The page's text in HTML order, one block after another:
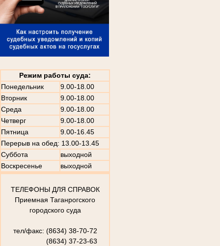
Режим работы суда:
Понедельник
9.00-18.00
Вторник
9.00-18.00
Среда
9.00-18.00
Четверг
9.00-18.00
Пятница
9.00-16.45
Перерыв на обед: 13.00-13.45
Суббота
выходной
Воскресенье
выходной
ТЕЛЕФОНЫ ДЛЯ СПРАВОК
Приемная Таганрогского
городского суда
тел/факс: (8634) 38-70-72
(8634) 37-23-63